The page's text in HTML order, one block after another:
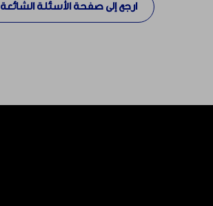
ارجع إلى صفحة الأسئلة الشائعة